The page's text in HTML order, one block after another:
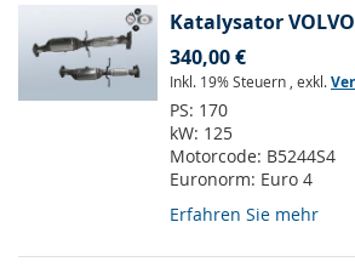
Katalysator
340,00 €
Inkl. 19% Steuern , exkl.
PS: 170
kW: 125
Motorcode: B5244S4
Euronorm: Euro 4
Erfahren Sie mehr